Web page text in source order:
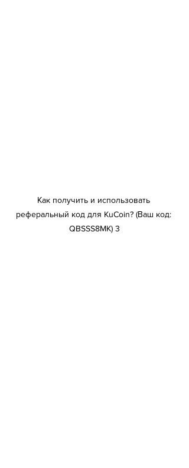
Как получить и использовать
реферальный код для KuCoin? (Ваш код:
QBSSS8MK) 3